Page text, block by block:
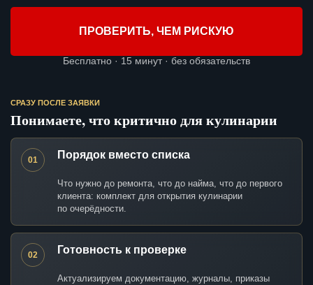
ПРОВЕРИТЬ, ЧЕМ РИСКУЮ
Бесплатно · 15 минут · без обязательств
СРАЗУ ПОСЛЕ ЗАЯВКИ
Понимаете, что критично для кулинарии
01 Порядок вместо списка
Что нужно до ремонта, что до найма, что до первого
клиента: комплект для открытия кулинарии
по очерёдности.
02 Готовность к проверке
Актуализируем документацию, журналы, приказы